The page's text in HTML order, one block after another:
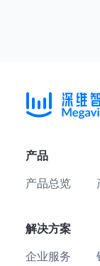
产品
产品总览
解决方案
企业服务